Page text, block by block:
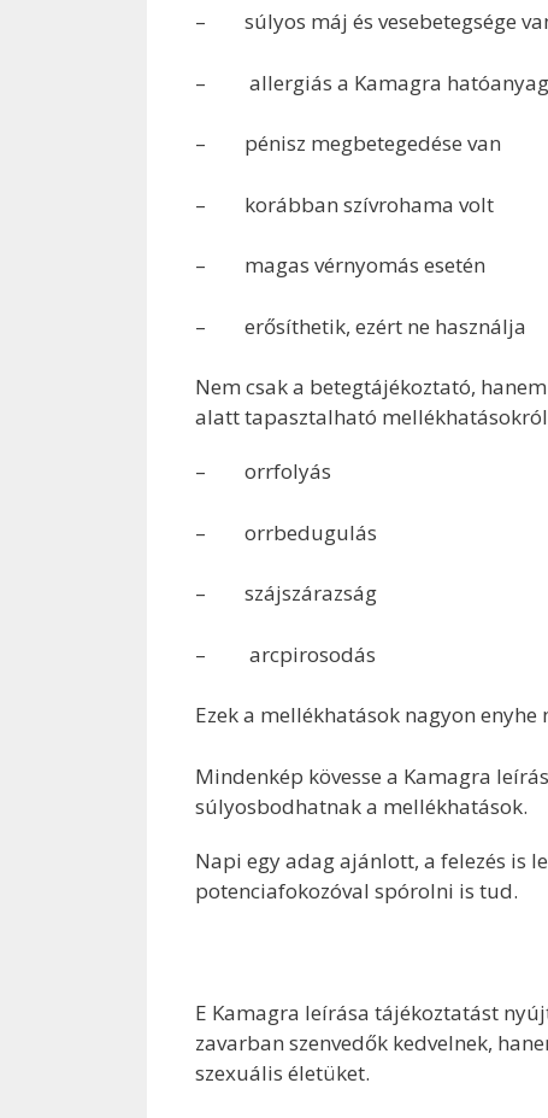
– súlyos máj és vesebetegsége
– allergiás a Kamagra
– pénisz megbetegedése van
– korábban szívrohama volt
– magas vérnyomás esetén
– erősíthetik, ezért ne használja
Nem csak a betegtájékoztató,
alatt tapasztalható
– orrfolyás
– orrbedugulás
– szájszárazság
– arcpirosodás
Ezek a mellékhatások nagyon
Mindenkép kövesse a Kamagra
súlyosbodhatnak a mellékhatások.
Napi egy adag ajánlott, a felezés is
potenciafokozóval spórolni is tud.
E Kamagra leírása tájékoztatást
zavarban szenvedők kedvelnek,
szexuális életüket.